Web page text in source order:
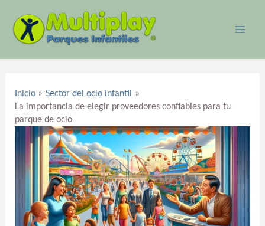
contenido
Inicio
Sector del ocio infantil
La importancia de elegir proveedores confiables para tu
parque de ocio
entradas